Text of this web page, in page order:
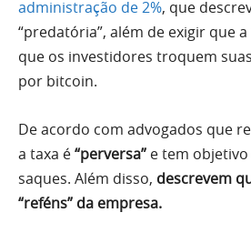
administração de 2%, que
“predatória”, além de exigir que
que os investidores troquem
por bitcoin.
De acordo com advogados que
a taxa é“perversa” e tem
saques. Além disso, descrevem
“reféns” da empresa.